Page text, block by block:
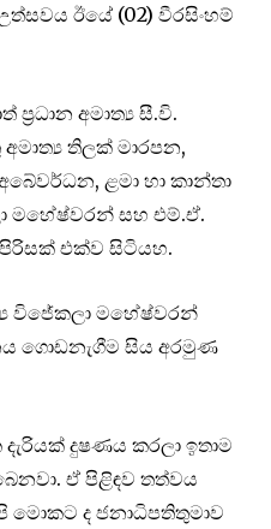
ඊය‌ේ (02) වීරසිංහම්
ප්‍රධාන අමාත්‍ය සී.වි.
තිලක් මාරපන,
ළමා හා කාන්තා
මහේෂ්වරන් සහ එම්.ඒ.
එක්ව සිටියහ‍.
විජේකලා මහේෂ්වරන්
ග‌ොඩනැගීම සිය අරමුණ
දුෂණය කරලා ඉතාම
ඒ පිළිඳව තත්වය
ම‌ොකට ද ජනාධිපතිතුමාව